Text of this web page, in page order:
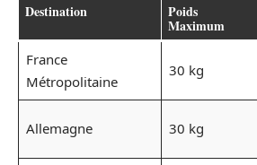
Destination Poids
Maximum
France
Métropolitaine
30 kg
Allemagne 30 kg